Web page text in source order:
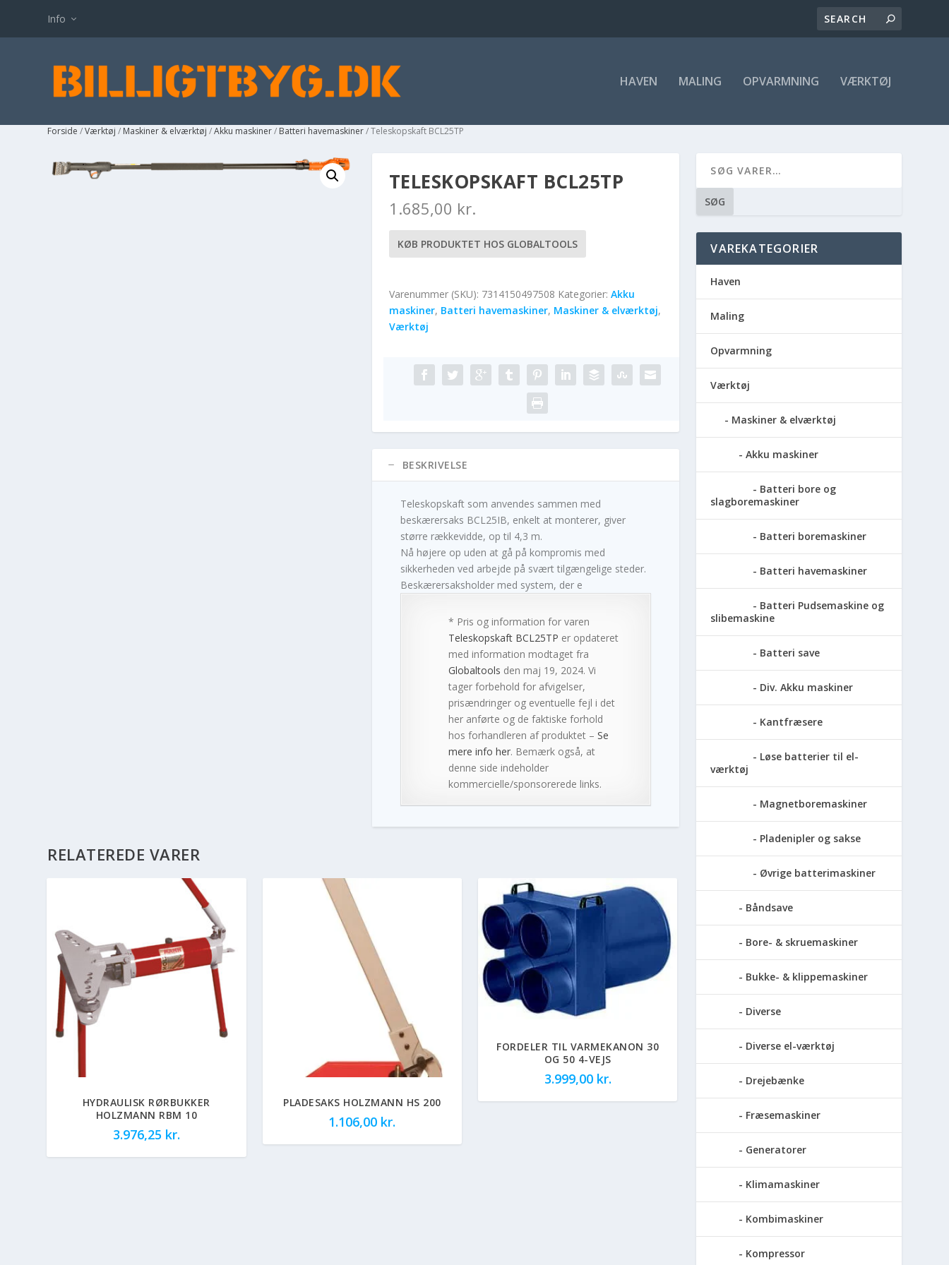
Info
HAVEN MALING OPVARMNING VÆRKTØJ
Forside /Værktøj / Maskiner & elværktøj /Akku maskiner/ Batteri havemaskiner/ Teleskopskaft BCL25TP
TELESKOPSKAFT BCL25TP
1.685,00 kr.
KØB PRODUKTET HOS GLOBALTOOLS
Varenummer (SKU): 7314150497508 Kategorier: Akku
maskiner, Batteri havemaskiner, Maskiner & elværktøj,
Værktøj
BESKRIVELSE
Teleskopskaft som anvendes sammen med
beskærersaks BCL25IB, enkelt at monterer, giver
større rækkevidde, op til 4,3 m.
Nå højere op uden at gå på kompromis med
sikkerheden ved arbejde på svært tilgængelige steder.
Beskærersaksholder med system, der e
* Pris og information for varen
Teleskopskaft BCL25TP er opdateret
med information modtaget fra
Globaltools den maj 19, 2024. Vi
tager forbehold for afvigelser,
prisændringer og eventuelle fejl i det
her anførte og de faktiske forhold
hos forhandleren af produktet – Se
mere info her. Bemærk også, at
denne side indeholder
kommercielle/sponsorerede links.
RELATEREDE VARER
HYDRAULISK RØRBUKKER
HOLZMANN RBM 10
3.976,25 kr.
PLADESAKS HOLZMANN HS 200
1.106,00 kr.
FORDELER TIL VARMEKANON 30
OG 50 4-VEJS
3.999,00 kr.
SØG
VAREKATEGORIER
Haven
Maling
Opvarmning
Værktøj
Maskiner & elværktøj
Akku maskiner
Batteri bore og
slagboremaskiner
Batteri boremaskiner
Batteri havemaskiner
Batteri Pudsemaskine og
slibemaskine
Batteri save
Div. Akku maskiner
Kantfræsere
Løse batterier til el-
værktøj
Magnetboremaskiner
Pladenipler og sakse
Øvrige batterimaskiner
Båndsave
Bore- & skruemaskiner
Bukke- & klippemaskiner
Diverse
Diverse el-værktøj
Drejebænke
Fræsemaskiner
Generatorer
Klimamaskiner
Kombimaskiner
Kompressor